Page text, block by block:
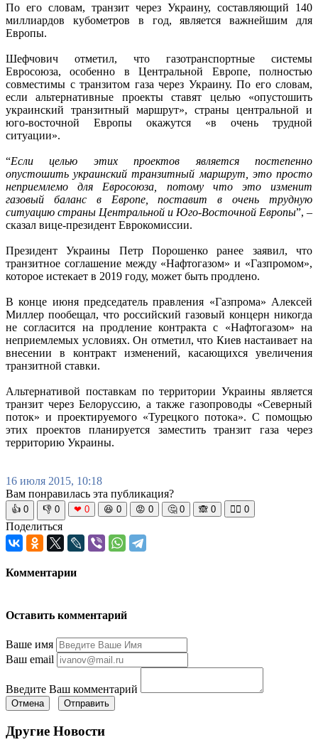
По его словам, транзит через Украину, составляющий 140
миллиардов кубометров в год, является важнейшим для
Европы.
Шефчович отметил, что газотранспортные системы
Евросоюза, особенно в Центральной Европе, полностью
совместимы с транзитом газа через Украину. По его словам,
если альтернативные проекты ставят целью «опустошить
украинский транзитный маршрут», страны центральной и
юго-восточной Европы окажутся «в очень трудной
ситуации».
“Если целью этих проектов является постепенно
опустошить украинский транзитный маршрут, это просто
неприемлемо для Евросоюза, потому что это изменит
газовый баланс в Европе, поставит в очень трудную
ситуацию страны Центральной и Юго-Восточной Европы”, –
сказал вице-президент Еврокомиссии.
Президент Украины Петр Порошенко ранее заявил, что
транзитное соглашение между «Нафтогазом» и «Газпромом»,
которое истекает в 2019 году, может быть продлено.
В конце июня председатель правления «Газпрома» Алексей
Миллер пообещал, что российский газовый концерн никогда
не согласится на продление контракта с «Нафтогазом» на
неприемлемых условиях. Он отметил, что Киев настаивает на
внесении в контракт изменений, касающихся увеличения
транзитной ставки.
Альтернативой поставкам по территории Украины является
транзит через Белоруссию, а также газопроводы «Северный
поток» и проектируемого «Турецкого потока». С помощью
этих проектов планируется заместить транзит газа через
территорию Украины.
16 июля 2015, 10:18
Вам понравилась эта публикация?
👍 0 👎 0 ❤ 0 😆 0 😡 0 🤔 0 🙈 0 🧘‍♀️ 0
Поделиться
Комментарии
Оставить комментарий
Ваше имя
Ваш email
Введите Ваш комментарий
Отмена Отправить
Другие Новости